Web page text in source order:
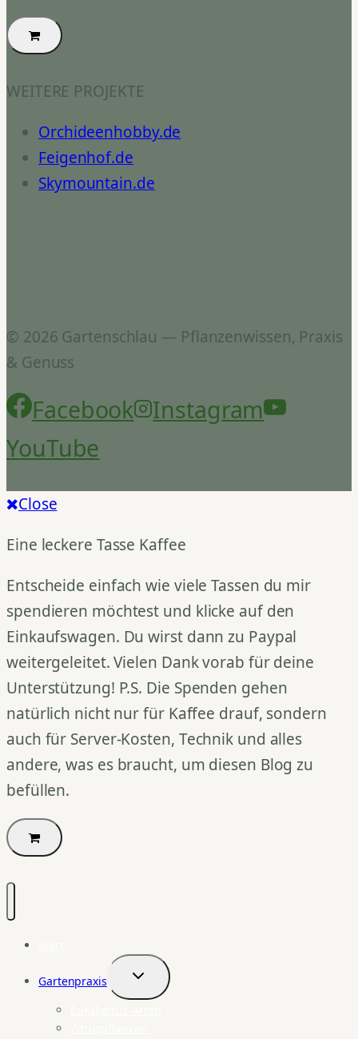
WEITERE PROJEKTE
Orchideenhobby.de
Feigenhof.de
Skymountain.de
© 2026 Gartenschlau — Pflanzenwissen, Praxis
& Genuss
Facebook
Instagram
YouTube
Close
Eine leckere Tasse Kaffee
Entscheide einfach wie viele Tassen du mir
spendieren möchtest und klicke auf den
Einkaufswagen. Du wirst dann zu Paypal
weitergeleitet. Vielen Dank vorab für deine
Unterstützung! P.S. Die Spenden gehen
natürlich nicht nur für Kaffee drauf, sondern
auch für Server-Kosten, Technik und alles
andere, was es braucht, um diesen Blog zu
befüllen.
Gartenpraxis
Untermenü
umschalten